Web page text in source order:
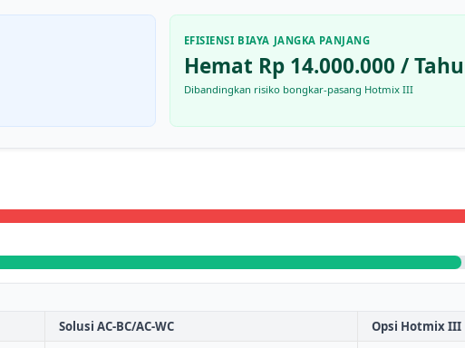
EFISIENSI BIAYA JANGKA PANJANG
Hemat Rp 14.000.000 /
Dibandingkan risiko bongkar-pasang Hotmix III
Solusi AC-BC/AC-WC Opsi Hotmix III